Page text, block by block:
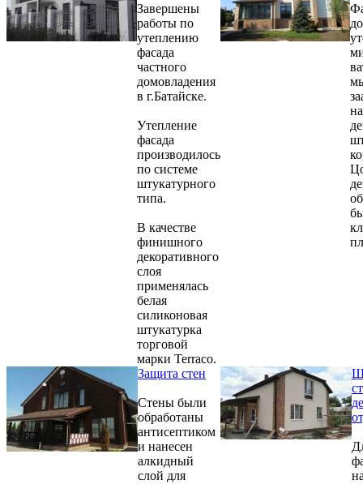
Завершены
работы по
утеплению
фасада
частного
домовладения
в г.Батайске.
Утепление
фасада
производилось
по системе
штукатурного
типа.
В качестве
финишного
декоративного
слоя
применялась
белая
силиконовая
штукатурка
торговой
марки Terraco.
Защита стен
Стены были
обработаны
антисептиком
и нанесен
алкидный
слой для